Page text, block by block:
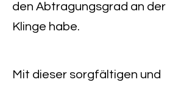
den Abtragungsgrad an der
Klinge habe.
Mit dieser sorgfältigen und